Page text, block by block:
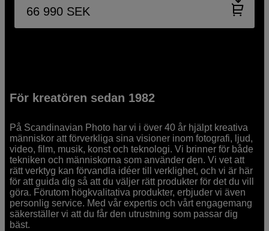
66 990 SEK
För kreatören sedan 1982
På Scandinavian Photo har vi i över 40 år hjälpt kreativa
människor att förverkliga sina visioner inom fotografi, ljud,
video, film, musik, konst och teknologi. Vi brinner för både
tekniken och människorna som använder den. Vi vet att
rätt verktyg kan förvandla idéer till verklighet, och vi är här
för att guida dig så att du väljer rätt produkter för det du vill
göra. Förutom högkvalitativa produkter, erbjuder vi även
personlig service. Med vår expertis och vårt engagemang
säkerställer vi att du får den utrustning som passar dig
bäst.